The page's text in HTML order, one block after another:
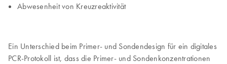
Abwesenheit von Kreuzreaktivität
Ein Unterschied beim Primer- und Sondendesign für ein digitales
PCR-Protokoll ist, dass die Primer- und Sondenkonzentrationen